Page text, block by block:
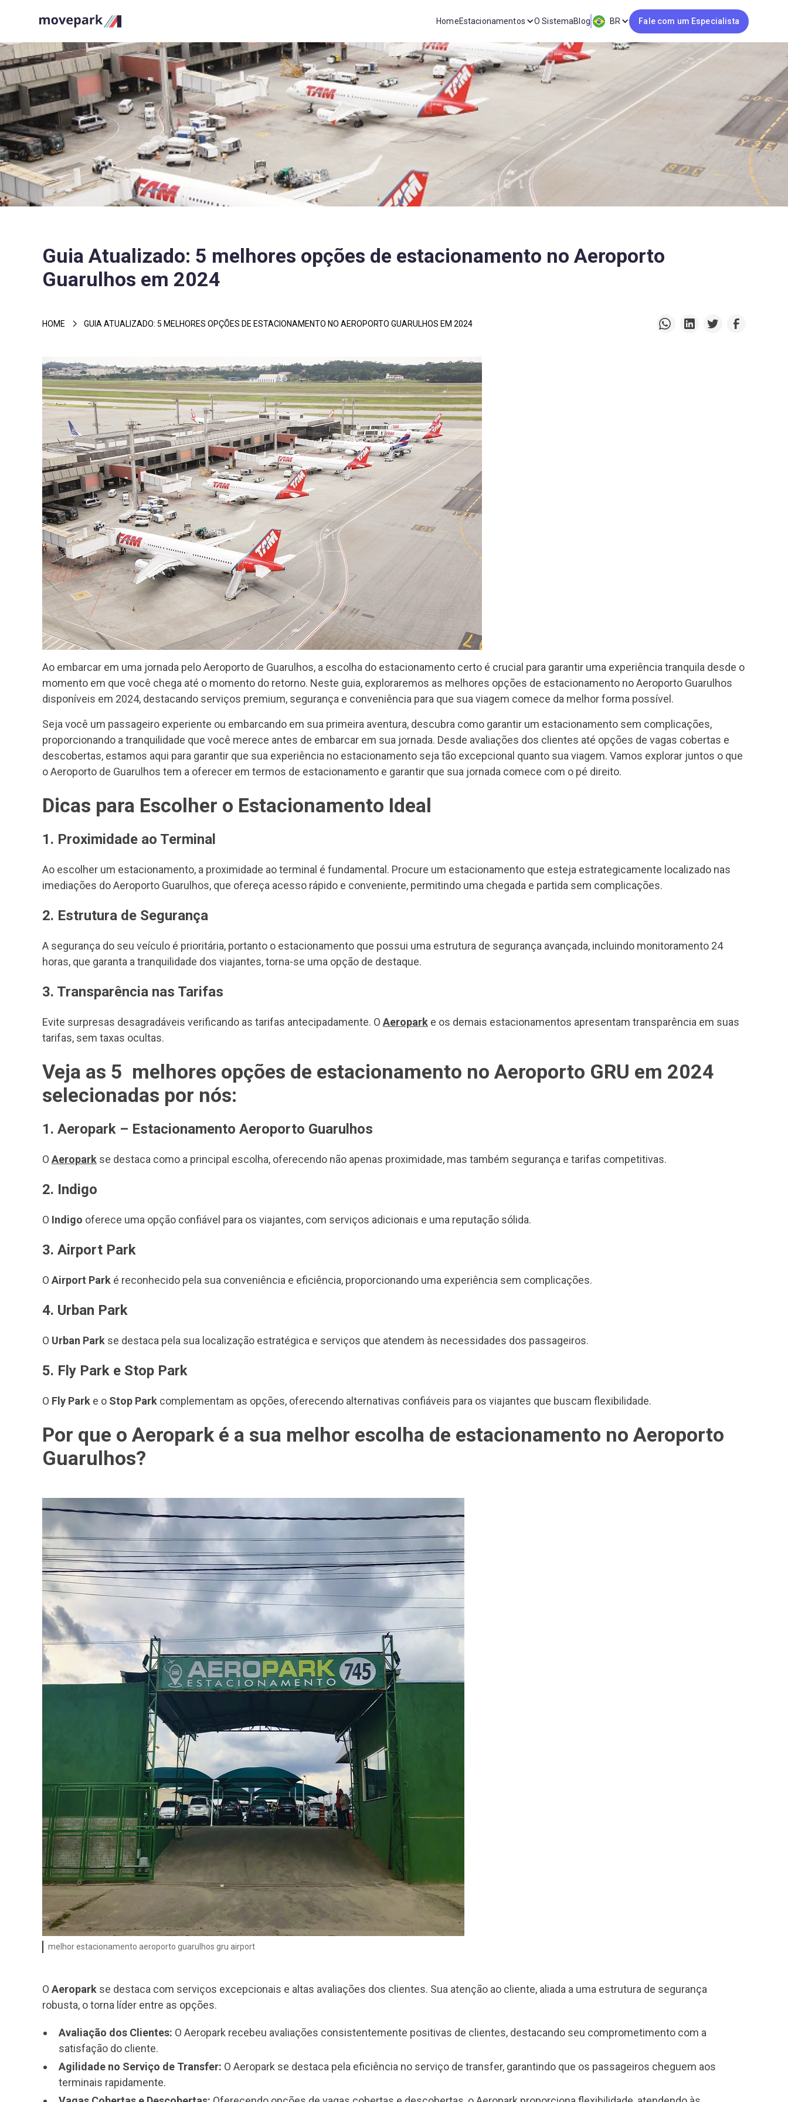
HomeEstacionamentos O SistemaBlog BR Fale com um Especialista
Guia Atualizado: 5 melhores opções de estacionamento no Aeroporto
Guarulhos em 2024
HOME GUIA ATUALIZADO: 5 MELHORES OPÇÕES DE ESTACIONAMENTO NO AEROPORTO GUARULHOS EM 2024
Ao embarcar em uma jornada pelo Aeroporto de Guarulhos, a escolha do estacionamento certo é crucial para garantir uma experiência tranquila desde o
momento em que você chega até o momento do retorno. Neste guia, exploraremos as melhores opções de estacionamento no Aeroporto Guarulhos
disponíveis em 2024, destacando serviços premium, segurança e conveniência para que sua viagem comece da melhor forma possível.
Seja você um passageiro experiente ou embarcando em sua primeira aventura, descubra como garantir um estacionamento sem complicações,
proporcionando a tranquilidade que você merece antes de embarcar em sua jornada. Desde avaliações dos clientes até opções de vagas cobertas e
descobertas, estamos aqui para garantir que sua experiência no estacionamento seja tão excepcional quanto sua viagem. Vamos explorar juntos o que
o Aeroporto de Guarulhos tem a oferecer em termos de estacionamento e garantir que sua jornada comece com o pé direito.
Dicas para Escolher o Estacionamento Ideal
1. Proximidade ao Terminal
Ao escolher um estacionamento, a proximidade ao terminal é fundamental. Procure um estacionamento que esteja estrategicamente localizado nas
imediações do Aeroporto Guarulhos, que ofereça acesso rápido e conveniente, permitindo uma chegada e partida sem complicações.
2. Estrutura de Segurança
A segurança do seu veículo é prioritária, portanto o estacionamento que possui uma estrutura de segurança avançada, incluindo monitoramento 24
horas, que garanta a tranquilidade dos viajantes, torna-se uma opção de destaque.
3. Transparência nas Tarifas
Evite surpresas desagradáveis verificando as tarifas antecipadamente. O Aeropark e os demais estacionamentos apresentam transparência em suas
tarifas, sem taxas ocultas.
Veja as 5 melhores opções de estacionamento no Aeroporto GRU em 2024
selecionadas por nós:
1. Aeropark – Estacionamento Aeroporto Guarulhos
O Aeropark se destaca como a principal escolha, oferecendo não apenas proximidade, mas também segurança e tarifas competitivas.
2. Indigo
O Indigo oferece uma opção confiável para os viajantes, com serviços adicionais e uma reputação sólida.
3. Airport Park
O Airport Park é reconhecido pela sua conveniência e eficiência, proporcionando uma experiência sem complicações.
4. Urban Park
O Urban Park se destaca pela sua localização estratégica e serviços que atendem às necessidades dos passageiros.
5. Fly Park e Stop Park
O Fly Park e o Stop Park complementam as opções, oferecendo alternativas confiáveis para os viajantes que buscam flexibilidade.
Por que o Aeropark é a sua melhor escolha de estacionamento no Aeroporto
Guarulhos?
melhor estacionamento aeroporto guarulhos gru airport
O Aeropark se destaca com serviços excepcionais e altas avaliações dos clientes. Sua atenção ao cliente, aliada a uma estrutura de segurança
robusta, o torna líder entre as opções.
Avaliação dos Clientes: O Aeropark recebeu avaliações consistentemente positivas de clientes, destacando seu comprometimento com a
satisfação do cliente.
Agilidade no Serviço de Transfer: O Aeropark se destaca pela eficiência no serviço de transfer, garantindo que os passageiros cheguem aos
terminais rapidamente.